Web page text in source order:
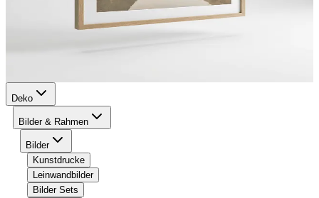
Deko
Bilder & Rahmen
Bilder
Kunstdrucke
Leinwandbilder
Bilder Sets